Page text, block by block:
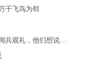
千飞鸟为邻
兵观礼，他们想说…